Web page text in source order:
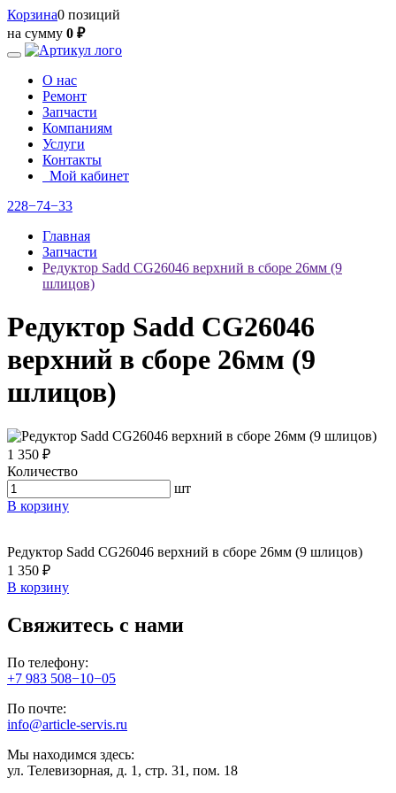
Корзина0 позиций
на сумму 0 ₽
О нас
Ремонт
Запчасти
Компаниям
Услуги
Контакты
Мой кабинет
228−74−33
Главная
Запчасти
Редуктор Sadd CG26046 верхний в сборе 26мм (9
шлицов)
Редуктор Sadd CG26046
верхний в сборе 26мм (9
шлицов)
1 350 ₽
Количество
шт
В корзину
Редуктор Sadd CG26046 верхний в сборе 26мм (9 шлицов)
1 350 ₽
В корзину
Свяжитесь с нами
По телефону:
+7 983 508−10−05
По почте:
info@article-servis.ru
Мы находимся здесь:
ул. Телевизорная, д. 1, стр. 31, пом. 18